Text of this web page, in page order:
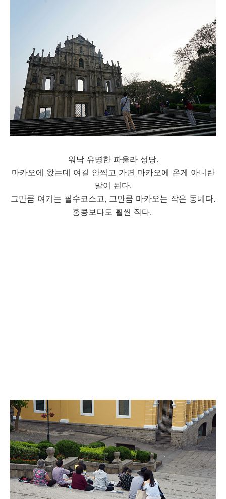
워낙 유명한 파울라 성당.
마카오에 왔는데 여길 안찍고 가면 마카오에 온게 아니란
말이 된다.
그만큼 여기는 필수코스고, 그만큼 마카오는 작은 동네다.
홍콩보다도 훨씬 작다.